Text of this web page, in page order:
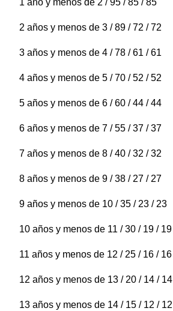
1 año y menos de 2 / 95 / 85 / 85
2 años y menos de 3 / 89 / 72 / 72
3 años y menos de 4 / 78 / 61 / 61
4 años y menos de 5 / 70 / 52 / 52
5 años y menos de 6 / 60 / 44 / 44
6 años y menos de 7 / 55 / 37 / 37
7 años y menos de 8 / 40 / 32 / 32
8 años y menos de 9 / 38 / 27 / 27
9 años y menos de 10 / 35 / 23 / 23
10 años y menos de 11 / 30 / 19 / 19
11 años y menos de 12 / 25 / 16 / 16
12 años y menos de 13 / 20 / 14 / 14
13 años y menos de 14 / 15 / 12 / 12